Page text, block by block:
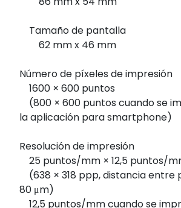
Tamaño de pantalla
62 mm x 46 mm
Número de píxeles de impresión
1600 × 600 puntos
(800 × 600 puntos cuando se
la aplicación para smartphone)
Resolución de impresión
25 puntos/mm × 12,5 puntos/
(638 × 318 ppp, distancia entre
80 μm)
12,5 puntos/mm cuando se